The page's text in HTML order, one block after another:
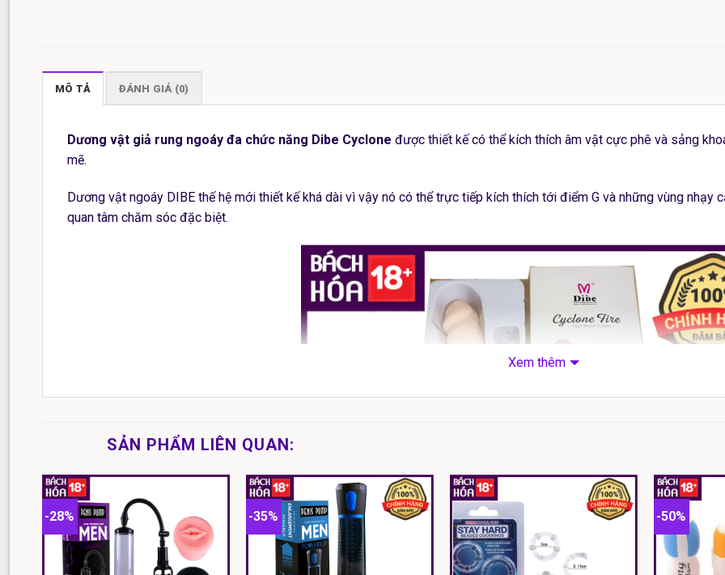
MÔ TẢ ĐÁNH GIÁ (0)
Dương vật giả rung ngoáy đa chức năng Dibe Cyclone được thiết kế có thể kích thích âm vật cực phê và sảng
mẽ.
Dương vật ngoáy DIBE thế hệ mới thiết kế khá dài vì vậy nó có thể trực tiếp kích thích tới điểm G và những vùng nhạy
quan tâm chăm sóc đặc biệt.
Xem thêm
SẢN PHẨM LIÊN QUAN:
-28% -35% -50%